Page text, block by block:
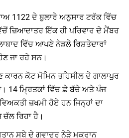
1122 ਦੇ ਬੁਲਾਰੇ ਅਨੁਸਾਰ ਟਰੱਕ ਵਿੱਚ
ਜ਼ਿਆਦਾਤਰ ਇੱਕ ਹੀ ਪਰਿਵਾਰ ਦੇ ਮੈਂਬਰ
ਵਿੱਚ ਆਪਣੇ ਨੇੜਲੇ ਰਿਸ਼ਤੇਦਾਰਾਂ
ਜਾ ਰਹੇ ਸਨ।
ਕੋਟ ਮੋਮਿਨ ਤਹਿਸੀਲ ਦੇ ਗਾਲਾਪੁਰ
14 ਮ੍ਰਿਤਕਾਂ ਵਿੱਚ ਛੇ ਬੱਚੇ ਅਤੇ ਪੰਜ
ਜ਼ਖਮੀ ਹੋਏ ਹਨ ਜਿਨ੍ਹਾਂ ਦਾ
ਰਿਹਾ ਹੈ।
ਸੂਬੇ ਦੇ ਗਵਾਦਰ ਨੇੜੇ ਮਕਰਾਨ